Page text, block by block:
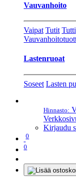
Vauvanhoito
Vaipat Tutit
Lastenruoat
Soseet Lasten
Hinnasto:
Kirjaudu
0
0